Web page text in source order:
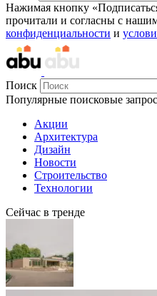
Нажимая кнопку
прочитали и согласны с
конфиденциальности и
Поиск
Популярные поисковые
Акции
Архитектура
Дизайн
Новости
Строительство
Технологии
Сейчас в тренде